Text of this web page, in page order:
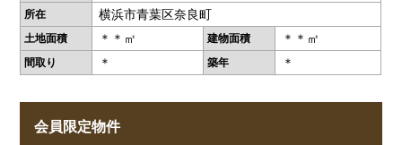
所在 横浜市青葉区奈良町
土地面積 ＊＊㎡ 建物面積 ＊＊㎡
間取り ＊ 築年 ＊
会員限定物件